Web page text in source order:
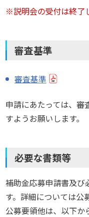
※説明会の受付は終了
審査基準
審査基準
申請にあたっては、審
すようお願いします。
必要な書類等
補助金応募申請書及び
す。詳細については公
公募要領他は、以下か